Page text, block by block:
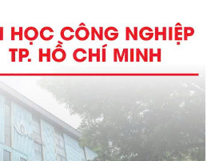
cộng đồng.